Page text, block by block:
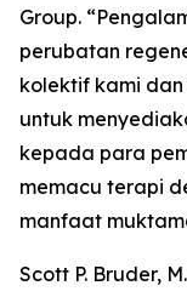
Group.
perubatan
kolektif kami
untuk
kepada para
memacu terapi
manfaat
Scott P. Bruder,